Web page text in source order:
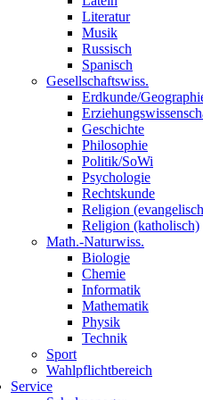
Literatur
Musik
Russisch
Spanisch
Gesellschaftswiss.
Erdkunde/
Geschichte
Philosophie
Politik/SoWi
Psychologie
Rechtskunde
Religion
Religion (katholisch)
Math.-Naturwiss.
Biologie
Chemie
Informatik
Mathematik
Physik
Technik
Sport
Wahlpflichtbereich
Service